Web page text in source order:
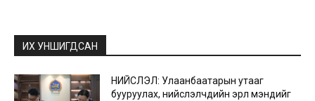
ИХ УНШИГДСАН
НИЙСЛЭЛ: Улаанбаатарын утааг
бууруулах, нийслэлчүүдийн эрүүл мэндийг